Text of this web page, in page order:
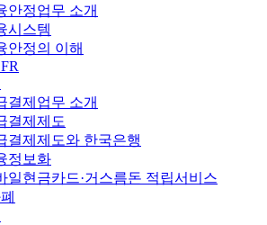
안정업무 소개
시스템
안정의 이해
결제업무 소개
결제제도
결제제도와 한국은행
정보화
일현금카드·거스름돈 적립서비스